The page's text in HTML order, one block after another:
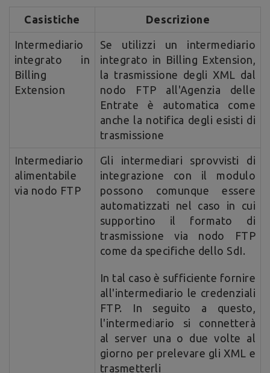
Casistiche Descrizione
Intermediario
integrato in
Billing
Extension
Se utilizzi un intermediario
integrato in Billing Extension,
la trasmissione degli XML dal
nodo FTP all'Agenzia delle
Entrate è automatica come
anche la notifica degli esisti di
trasmissione
Intermediario
alimentabile
via nodo FTP
Gli intermediari sprovvisti di
integrazione con il modulo
possono comunque essere
automatizzati nel caso in cui
supportino il formato di
trasmissione via nodo FTP
come da specifiche dello SdI.
In tal caso è sufficiente fornire
all'intermediario le credenziali
FTP. In seguito a questo,
l'intermediario si connetterà
al server una o due volte al
giorno per prelevare gli XML e
trasmetterli